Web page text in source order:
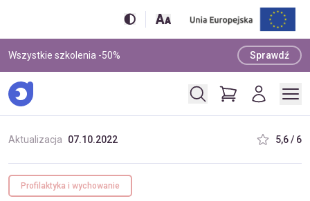
Wszystkie szkolenia -50% Sprawdź
Aktualizacja 07.10.2022 5,6 / 6
Profilaktyka i wychowanie